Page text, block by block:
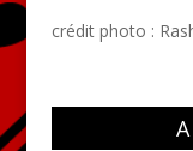
crédit photo :